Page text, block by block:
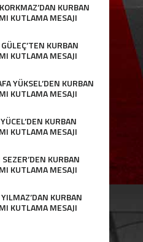
KURBAN
KUTLAMA MESAJI
KURBAN
KUTLAMA MESAJI
YÜKSEL’DEN KURBAN
KUTLAMA MESAJI
KURBAN
KUTLAMA MESAJI
KURBAN
KUTLAMA MESAJI
KURBAN
KUTLAMA MESAJI